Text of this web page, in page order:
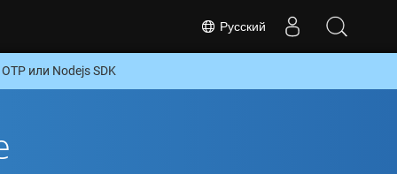
Русский
или Nodejs SDK